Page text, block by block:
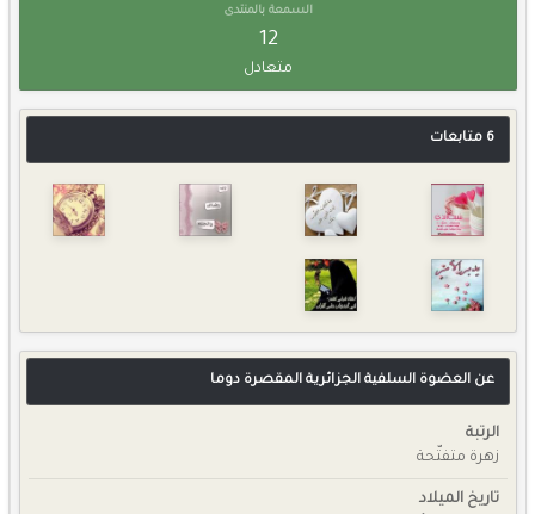
السمعة بالمنتدى
12
متعادل
6 متابعات
عن العضوة السلفية الجزائرية المقصرة دوما
الرتبة
زهرة متفتّحة
تاريخ الميلاد